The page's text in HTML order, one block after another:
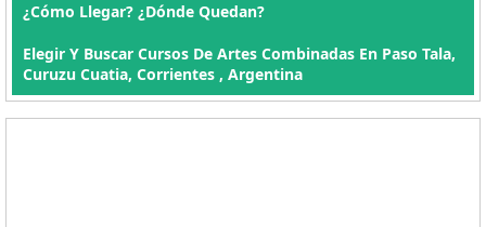
¿Cómo Llegar? ¿Dónde Quedan?
Elegir Y Buscar Cursos De Artes Combinadas En Paso Tala,
Curuzu Cuatia, Corrientes , Argentina